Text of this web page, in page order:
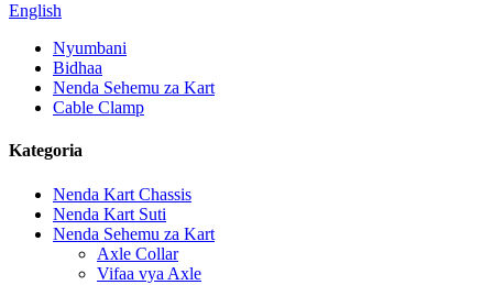
English
Nyumbani
Bidhaa
Nenda Sehemu za Kart
Cable Clamp
Kategoria
Nenda Kart Chassis
Nenda Kart Suti
Nenda Sehemu za Kart
Axle Collar
Vifaa vya Axle